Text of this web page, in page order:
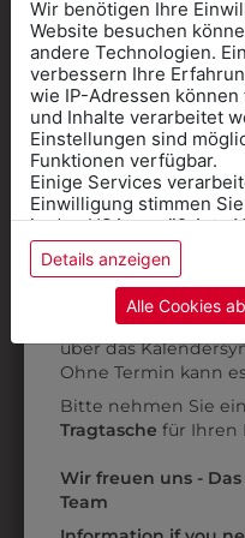
308255704
DAMEN
SCHLUPFKASACK
€ 49,90
ZULETZT
Wir benötigen Ihre
Website besuchen
andere Technologien.
verbessern Ihre
wie IP-Adressen
und Inhalte verarbeitet
Einstellungen sind
Funktionen verfügbar.
Einige Services
Einwilligung stimmen
in den USA gemäß Art.
stuft die USA als Land
ein, und es besteht das
Daten ohne
Datenschutzerklärung
Details anzeigen
Alle Cookies
Kleidung
für die
benötigen
Online Shop: Klick
Kategorie und die
AnprobeVorort im
über das
Ohne Termin kann
Bitte nehmen Sie
Tragtasche für Ihren
Wir freuen uns - Das
Team